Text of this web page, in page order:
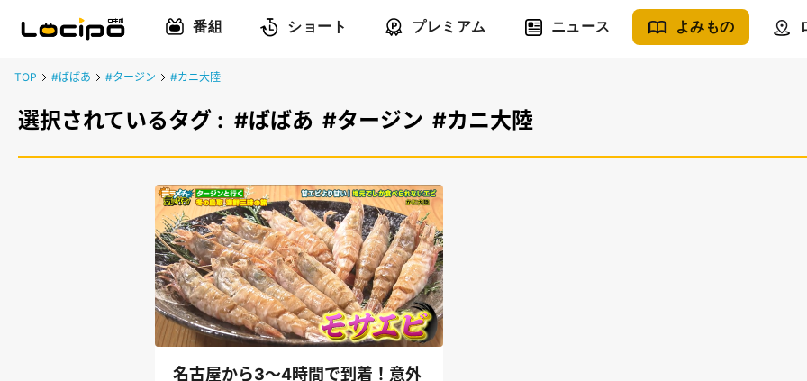
番組 ショート プレミアム ニュース よみもの
TOP #ばばあ #タージン #カニ大陸
選択されているタグ : #ばばあ #タージン #カニ大陸
名古屋から3～4時間で到着！意外